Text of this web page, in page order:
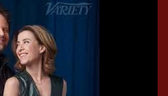
21 minutos. Éverton Garroni
mesmo de costas, incidiu o canto
se esticou e até tocou na
desviar sua trajetória. O ataque do
seguiu em cima. Aos 32
fez grande defesa. Seis